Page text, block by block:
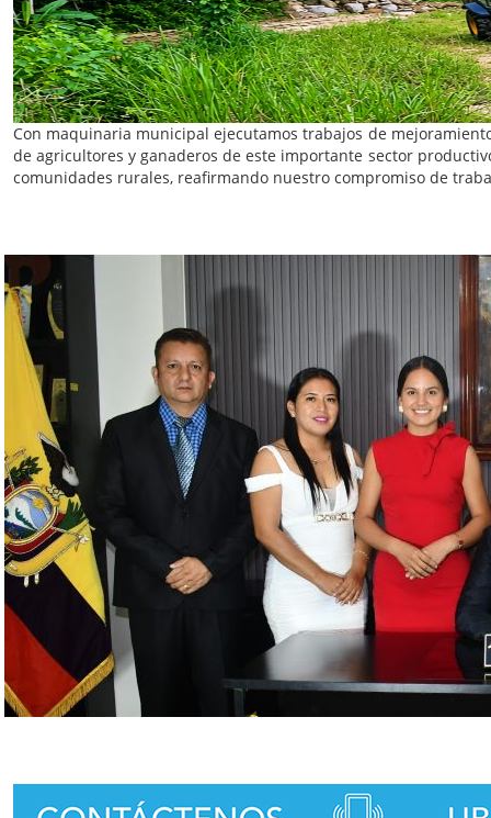
Con maquinaria municipal ejecutamos trabajos de
de agricultores y ganaderos de este importante sector
comunidades rurales, reafirmando nuestro compromiso de